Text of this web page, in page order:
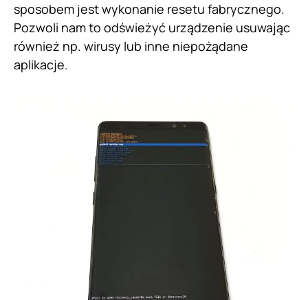
sposobem jest wykonanie resetu fabrycznego.
Pozwoli nam to odświeżyć urządzenie usuwając
również np. wirusy lub inne niepożądane
aplikacje.